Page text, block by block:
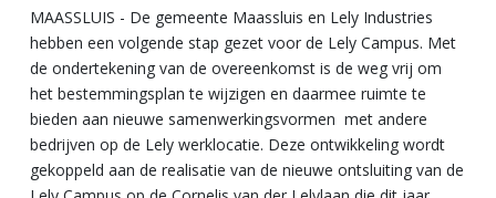
MAASSLUIS - De gemeente Maassluis en Lely Industries
hebben een volgende stap gezet voor de Lely Campus. Met
de ondertekening van de overeenkomst is de weg vrij om
het bestemmingsplan te wijzigen en daarmee ruimte te
bieden aan nieuwe samenwerkingsvormen met andere
bedrijven op de Lely werklocatie. Deze ontwikkeling wordt
gekoppeld aan de realisatie van de nieuwe ontsluiting van de